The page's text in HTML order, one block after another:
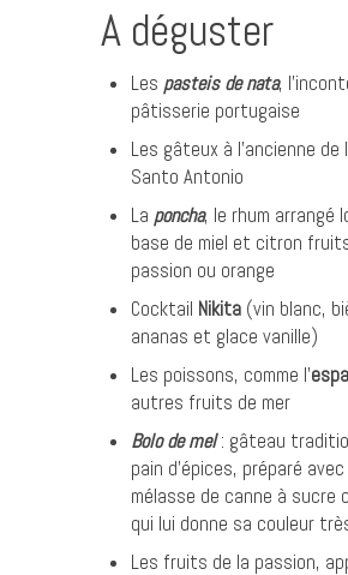
A déguster
Les pasteis de nata,
pâtisserie portugaise
Les gâteux à l’ancienne de
Santo Antonio
La poncha, le rhum arrangé
base de miel et citron
passion ou orange
Cocktail Nikita(vin blanc,
ananas et glace vanille)
Les poissons, comme l’
autres fruits de mer
Bolo de mel: gâteau
pain d’épices, préparé
mélasse de canne à sucre
qui lui donne sa couleur
Les fruits de la passion,